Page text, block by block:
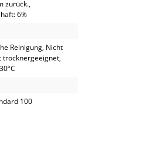
zurück.,
6%
Reinigung, Nicht
trocknergeeignet,
100